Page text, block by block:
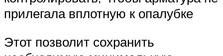
прилегала вплотную к опалубке
Этот позволит сохранить